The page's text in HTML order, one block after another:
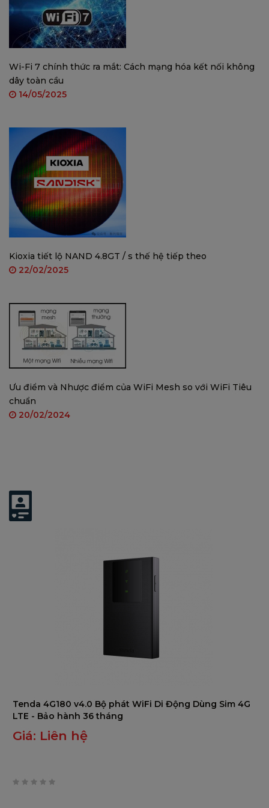
khi kích hoạt chế độ Sleep, Tenda AC5 sẽ
chuyển sang trạng thái "ngủ", tắt WiFi và tất
cả đèn LED, giúp bạn tận hưởng môi trường
ngủ khỏe mạnh hơn
MỘT SỐ HÌNH ẢNH THỰC TẾ CỦA SẢN PHẨM:
Wi-Fi 7 chính thức ra mắt: Cách mạng hóa kết nối không
dây toàn cầu
14/05/2025
Kioxia tiết lộ NAND 4.8GT / s thế hệ tiếp theo
22/02/2025
Ưu điểm và Nhược điểm của WiFi Mesh so với WiFi Tiêu
chuẩn
20/02/2024
Tenda 4G180 v4.0 Bộ phát WiFi Di Động Dùng Sim 4G
LTE - Bảo hành 36 tháng
Giá: Liên hệ